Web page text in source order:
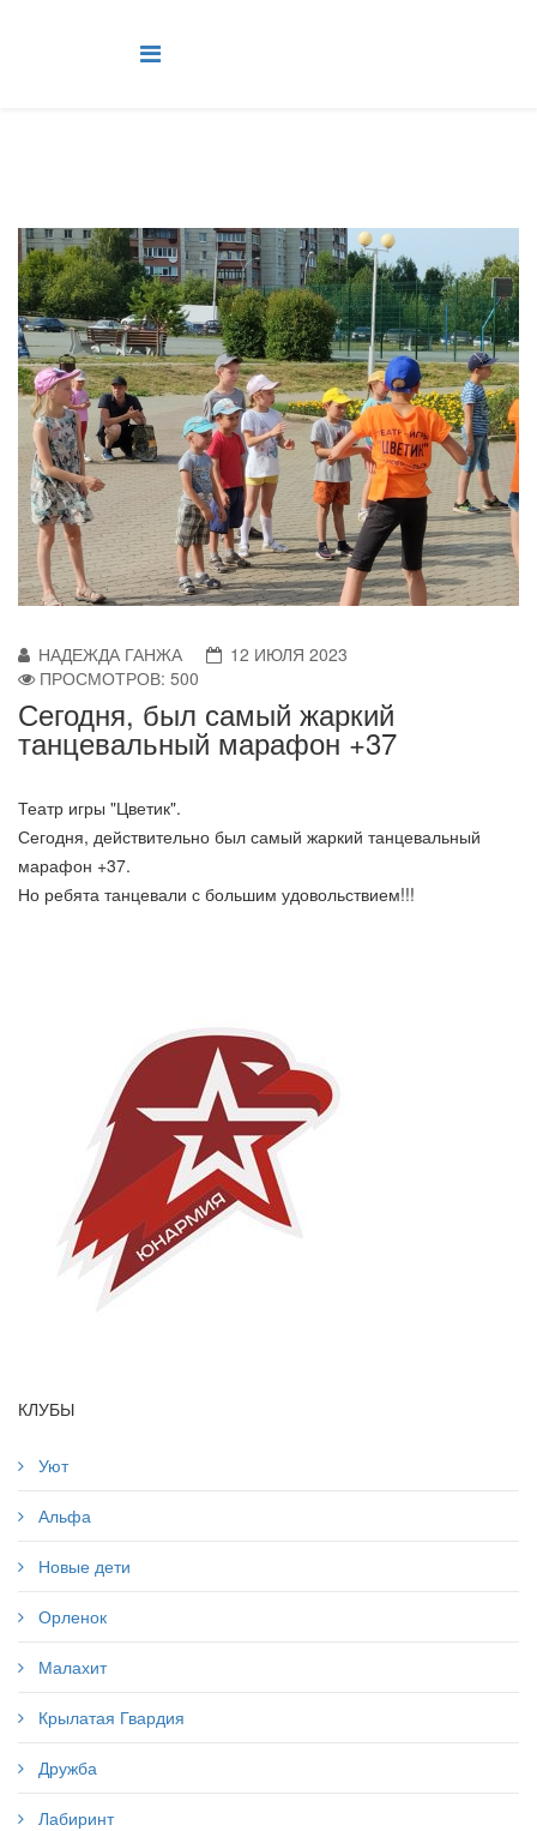
НАДЕЖДА ГАНЖА
12 ИЮЛЯ 2023
ПРОСМОТРОВ: 500
Сегодня, был самый жаркий
танцевальный марафон +37
Театр игры "Цветик".
Сегодня, действительно был самый жаркий танцевальный
марафон +37.
Но ребята танцевали с большим удовольствием!!!
КЛУБЫ
Уют
Альфа
Новые дети
Орленок
Малахит
Крылатая Гвардия
Дружба
Лабиринт